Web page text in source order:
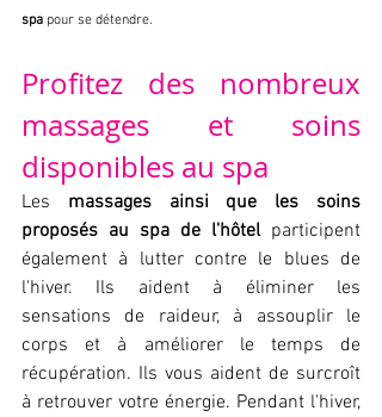
spa pour se détendre.
Profitez des nombreux
massages et soins
disponibles au spa
Les massages ainsi que les soins
proposés au spa de l'hôtel participent
également à lutter contre le blues de
l'hiver. Ils aident à éliminer les
sensations de raideur, à assouplir le
corps et à améliorer le temps de
récupération. Ils vous aident de surcroît
à retrouver votre énergie. Pendant l'hiver,